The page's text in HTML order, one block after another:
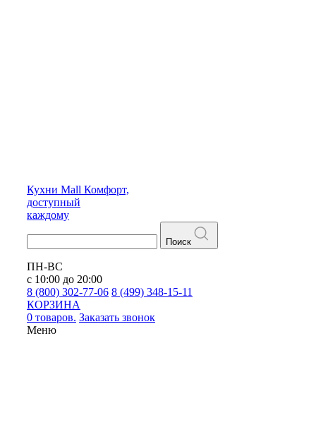
Кухни Mall Комфорт,
доступный
каждому
Поиск
ПН-ВС
с 10:00 до 20:00
8 (800) 302-77-06 8 (499) 348-15-11
КОРЗИНА
0 товаров. Заказать звонок
Меню